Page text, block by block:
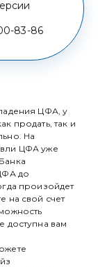
83-86
ЦФА, у
продать, так и
На
ЦФА уже
до
произойдет
на свой счет
доступна вам